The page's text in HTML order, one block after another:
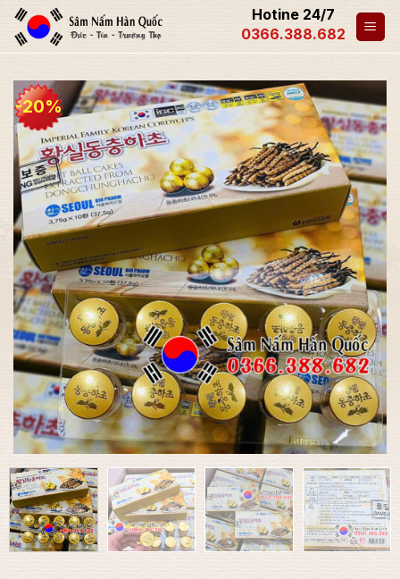
Hotine 24/7
0366.388.682
-20%